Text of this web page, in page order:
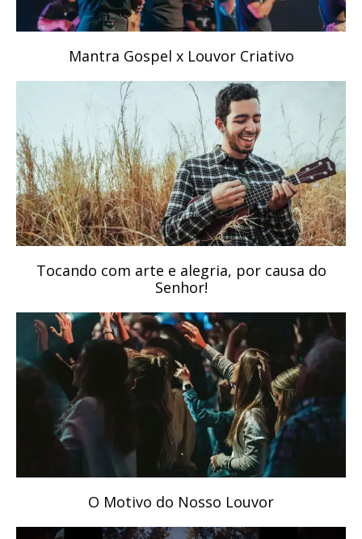
Mantra Gospel x Louvor Criativo
Tocando com arte e alegria, por causa do
Senhor!
O Motivo do Nosso Louvor